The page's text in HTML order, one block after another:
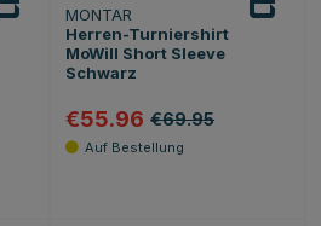
MONTAR
Herren-Turniershirt
MoWill Short Sleeve
Schwarz
€55.96 €69.95